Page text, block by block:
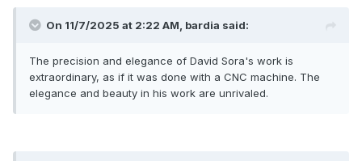
پلکسی‌گلاس که ابزار را برای عکاسی روی آن قرار می‌دهم استفاده
کنم، هرچند که قابل مشاهده نگه داشتن آن احتمالاً به عکس جلوه
می‌کنم. این نمونه‌ای از یک فایل اصلاح نشده است:
On 11/7/2025 at 2:22 AM, bardia said:
The precision and elegance of David Sora's work is
extraordinary, as if it was done with a CNC machine. The
elegance and beauty in his work are unrivaled.